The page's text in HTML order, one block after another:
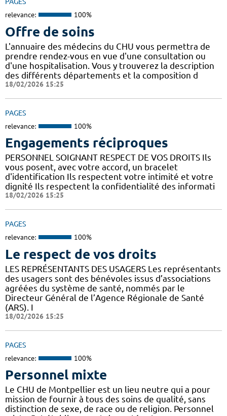
PAGES
relevance: 100%
Offre de soins
L'annuaire des médecins du CHU vous permettra de
prendre rendez-vous en vue d'une consultation ou
d'une hospitalisation. Vous y trouverez la description
des différents départements et la composition d
18/02/2026 15:25
PAGES
relevance: 100%
Engagements réciproques
PERSONNEL SOIGNANT RESPECT DE VOS DROITS Ils
vous posent, avec votre accord, un bracelet
d'identification Ils respectent votre intimité et votre
dignité Ils respectent la confidentialité des informati
18/02/2026 15:25
PAGES
relevance: 100%
Le respect de vos droits
LES REPRÉSENTANTS DES USAGERS Les représentants
des usagers sont des bénévoles issus d’associations
agréées du système de santé, nommés par le
Directeur Général de l’Agence Régionale de Santé
(ARS). I
18/02/2026 15:25
PAGES
relevance: 100%
Personnel mixte
Le CHU de Montpellier est un lieu neutre qui a pour
mission de fournir à tous des soins de qualité, sans
distinction de sexe, de race ou de religion. Personnel